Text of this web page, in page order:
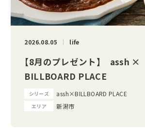
2026.08.05 life
【8月のプレゼント】 assh ×
BILLBOARD PLACE
シリーズ assh×BILLBOARD PLACE
エリア 新潟市